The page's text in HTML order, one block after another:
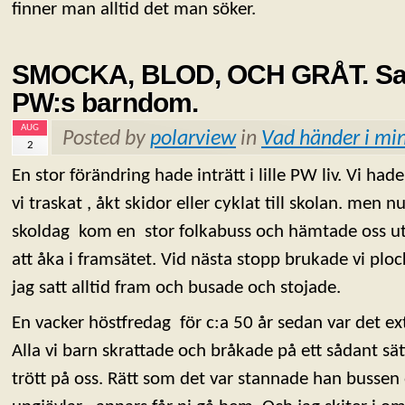
finner man alltid det man söker.
SMOCKA, BLOD, OCH GRÅT.
PW:s barndom.
AUG
2 Posted by polarviewin Vad händer i
En stor förändring hade inträtt i lille PW liv. Vi
vi traskat , åkt skidor eller cyklat till skolan. men
skoldag kom en stor folkabuss och hämtade oss
att åka i framsätet. Vid nästa stopp brukade vi
jag satt alltid fram och busade och stojade.
En vacker höstfredag för c:a 50 år sedan var det
Alla vi barn skrattade och bråkade på ett sådant
trött på oss. Rätt som det var stannade han